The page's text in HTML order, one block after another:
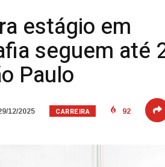
estágio em
seguem até
Paulo
12/2025 CARREIRA 92